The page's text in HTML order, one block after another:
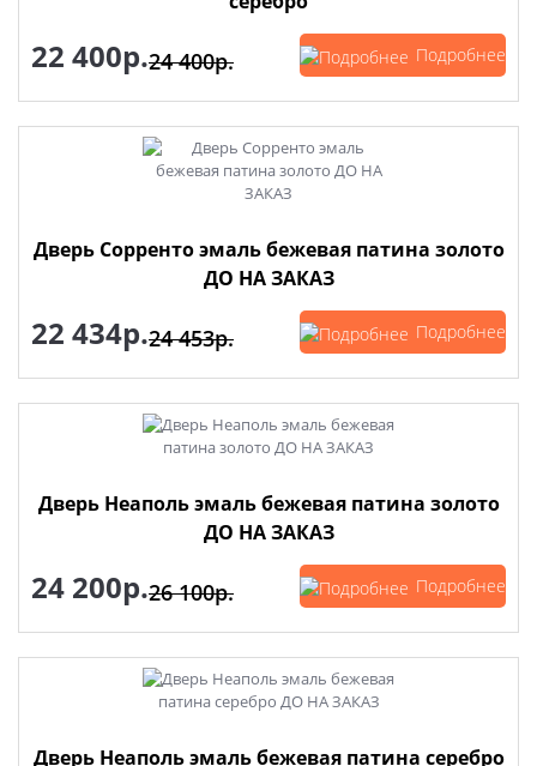
22 400р.24 400р. Подробнее
Дверь Сорренто эмаль бежевая патина золото
ДО НА ЗАКАЗ
22 434р.24 453р. Подробнее
Дверь Неаполь эмаль бежевая патина золото
ДО НА ЗАКАЗ
24 200р.26 100р. Подробнее
Дверь Неаполь эмаль бежевая патина серебро